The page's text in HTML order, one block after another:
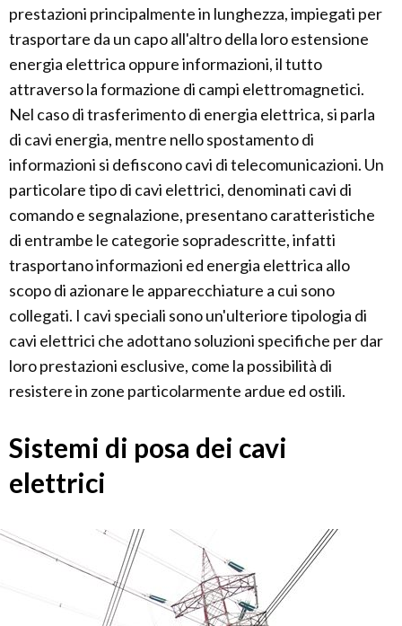
prestazioni principalmente in lunghezza, impiegati per
trasportare da un capo all'altro della loro estensione
energia elettrica oppure informazioni, il tutto
attraverso la formazione di campi elettromagnetici.
Nel caso di trasferimento di energia elettrica, si parla
di cavi energia, mentre nello spostamento di
informazioni si defiscono cavi di telecomunicazioni. Un
particolare tipo di cavi elettrici, denominati cavi di
comando e segnalazione, presentano caratteristiche
di entrambe le categorie sopradescritte, infatti
trasportano informazioni ed energia elettrica allo
scopo di azionare le apparecchiature a cui sono
collegati. I cavi speciali sono un'ulteriore tipologia di
cavi elettrici che adottano soluzioni specifiche per dar
loro prestazioni esclusive, come la possibilità di
resistere in zone particolarmente ardue ed ostili.
Sistemi di posa dei cavi
elettrici